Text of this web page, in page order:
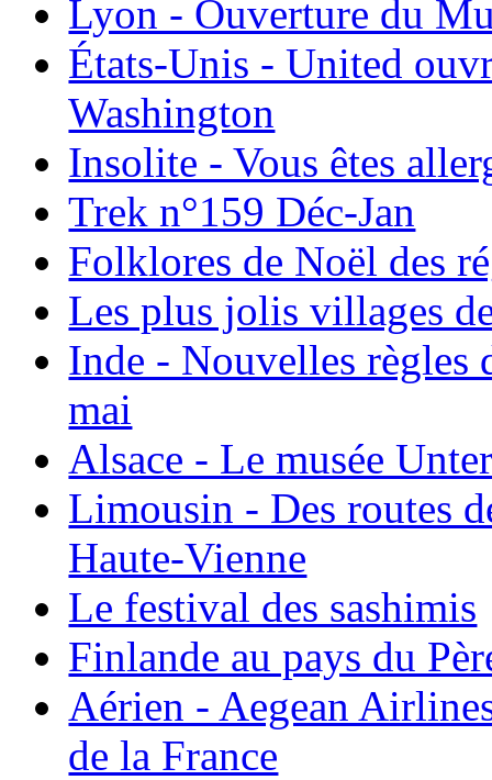
Lyon - Ouverture du
États-Unis - United
Washington
Insolite - Vous êtes
Trek n°159 Déc-Jan
Folklores de Noël des
Les plus jolis villages
Inde - Nouvelles règles
mai
Alsace - Le musée
Limousin - Des routes
Haute-Vienne
Le festival des sashimis
Finlande au pays du
Aérien - Aegean
de la France